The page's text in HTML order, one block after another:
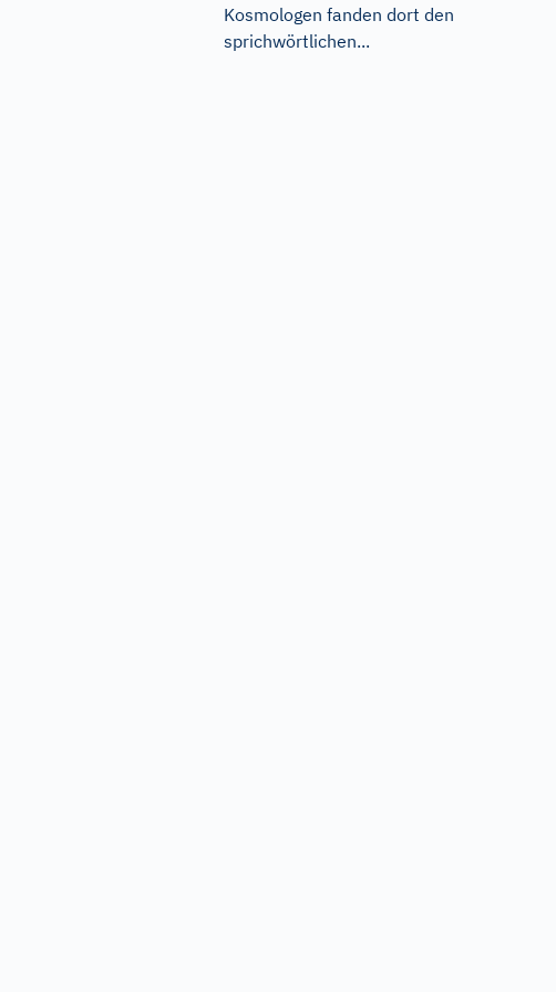
Kosmologen fanden dort den
sprichwörtlichen...